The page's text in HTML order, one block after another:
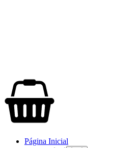
Página Inicial